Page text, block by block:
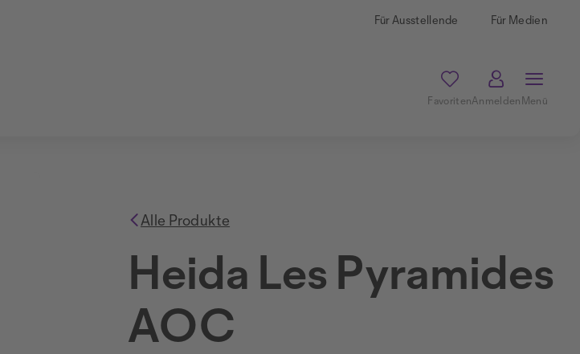
Für Ausstellende Für Medien
FavoritenAnmeldenMenü
Alle Produkte
Heida Les Pyramides
AOC